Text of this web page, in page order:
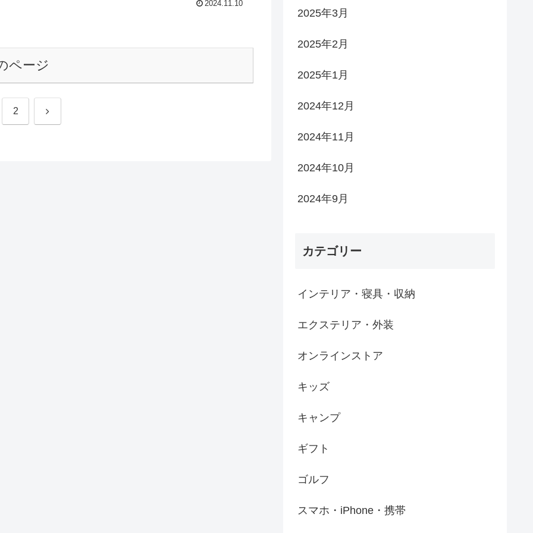
2024.11.10
ページ
2 次
2025年3月
2025年2月
2025年1月
2024年12月
2024年11月
2024年10月
2024年9月
カテゴリー
インテリア・寝具・収納
エクステリア・外装
オンラインストア
キッズ
キャンプ
ギフト
ゴルフ
スマホ・iPhone・携帯